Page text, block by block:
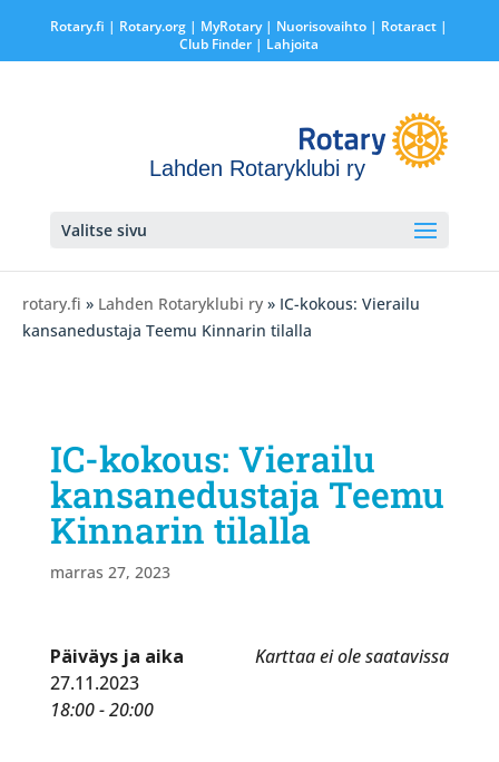
Rotary.fi | Rotary.org | MyRotary | Nuorisovaihto | Rotaract |
Club Finder | Lahjoita
Lahden Rotaryklubi ry
Valitse sivu
rotary.fi » Lahden Rotaryklubi ry » IC-kokous: Vierailu
kansanedustaja Teemu Kinnarin tilalla
IC-kokous: Vierailu
kansanedustaja Teemu
Kinnarin tilalla
marras 27, 2023
Karttaa ei ole saatavissa
Päiväys ja aika
27.11.2023
18:00 - 20:00